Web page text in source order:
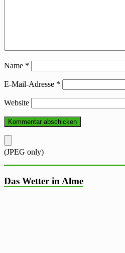
Name *
E-Mail-Adresse *
Website
(JPEG only)
Das Wetter in Alme